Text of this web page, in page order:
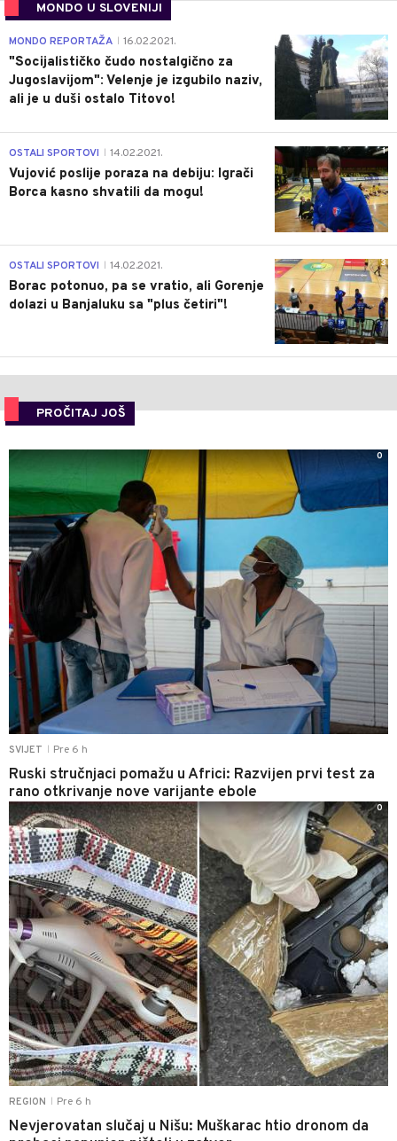
MONDO U SLOVENIJI
4
MONDO REPORTAŽA 16.02.2021.
"Socijalističko čudo nostalgično za
Jugoslavijom": Velenje je izgubilo naziv,
ali je u duši ostalo Titovo!
1
OSTALI SPORTOVI 14.02.2021.
Vujović poslije poraza na debiju: Igrači
Borca kasno shvatili da mogu!
3
OSTALI SPORTOVI 14.02.2021.
Borac potonuo, pa se vratio, ali Gorenje
dolazi u Banjaluku sa "plus četiri"!
PROČITAJ JOŠ
SVIJET Pre 6 h
Ruski stručnjaci pomažu u Africi: Razvijen prvi test za
rano otkrivanje nove varijante ebole
0
REGION Pre 6 h
Nevjerovatan slučaj u Nišu: Muškarac htio dronom da
0